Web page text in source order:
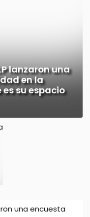
lanzaron una
en la
su espacio